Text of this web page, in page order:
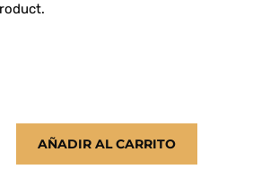
£65.00.
£55.00.
AÑADIR AL CARRITO